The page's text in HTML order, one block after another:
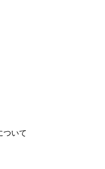
ついて